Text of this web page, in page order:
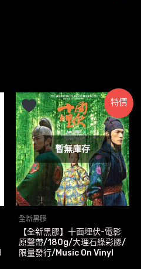
特價
暫無庫存
全新黑膠
【全新黑膠】十面埋伏-電影
原聲帶/180g/大理石綠彩膠/
限量發行/Music On Vinyl